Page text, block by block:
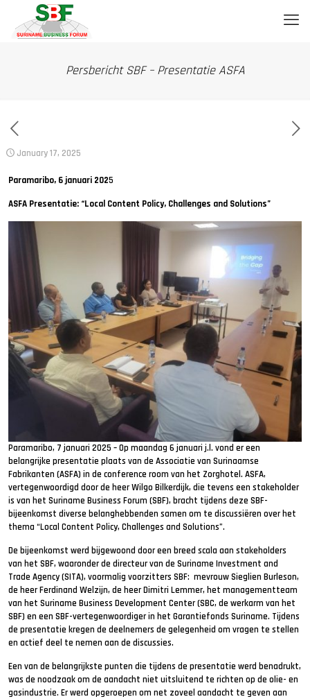
Persbericht SBF – Presentatie ASFA
January 17, 2025
Paramaribo, 6 januari 2025
ASFA Presentatie: “Local Content Policy, Challenges and Solutions”
Paramaribo, 7 januari 2025 – Op maandag 6 januari j.l. vond er een
belangrijke presentatie plaats van de Associatie van Surinaamse
Fabrikanten (ASFA) in de conference room van het Zorghotel. ASFA,
vertegenwoordigd door de heer Wilgo Bilkerdijk, die tevens een stakeholder
is van het Suriname Business Forum (SBF), bracht tijdens deze SBF-
bijeenkomst diverse belanghebbenden samen om te discussiëren over het
thema “Local Content Policy, Challenges and Solutions”.
De bijeenkomst werd bijgewoond door een breed scala aan stakeholders
van het SBF, waaronder de directeur van de Suriname Investment and
Trade Agency (SITA), voormalig voorzitters SBF: mevrouw Sieglien Burleson,
de heer Ferdinand Welzijn, de heer Dimitri Lemmer, het managementteam
van het Suriname Business Development Center (SBC, de werkarm van het
SBF) en een SBF-vertegenwoordiger in het Garantiefonds Suriname. Tijdens
de presentatie kregen de deelnemers de gelegenheid om vragen te stellen
en actief deel te nemen aan de discussies.
Een van de belangrijkste punten die tijdens de presentatie werd benadrukt,
was de noodzaak om de aandacht niet uitsluitend te richten op de olie- en
gasindustrie. Er werd opgeroepen om net zoveel aandacht te geven aan